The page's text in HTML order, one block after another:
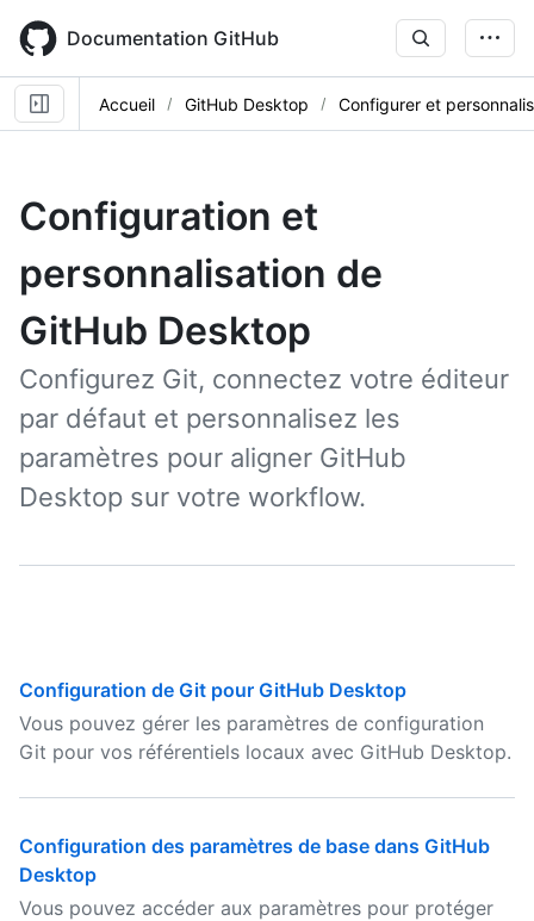
main
content
Documentation GitHub
Accueil GitHub Desktop Configurer et
Configuration et
personnalisation de
GitHub Desktop
Configurez Git, connectez votre éditeur
par défaut et personnalisez les
paramètres pour aligner GitHub
Desktop sur votre workflow.
Configuration de Git pour GitHub Desktop
Vous pouvez gérer les paramètres de configuration
Git pour vos référentiels locaux avec GitHub Desktop.
Configuration des paramètres de base dans GitHub
Desktop
Vous pouvez accéder aux paramètres pour protéger